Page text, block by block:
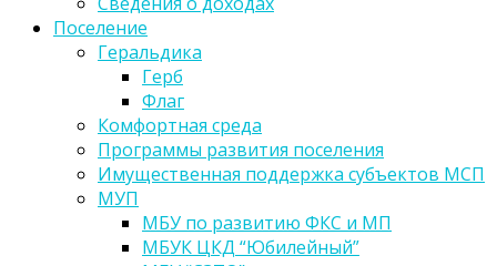
Поселение
Геральдика
Герб
Флаг
Комфортная среда
Программы развития поселения
Имущественная поддержка субъектов МСП
МУП
МБУ по развитию ФКС и МП
МБУК ЦКД “Юбилейный”